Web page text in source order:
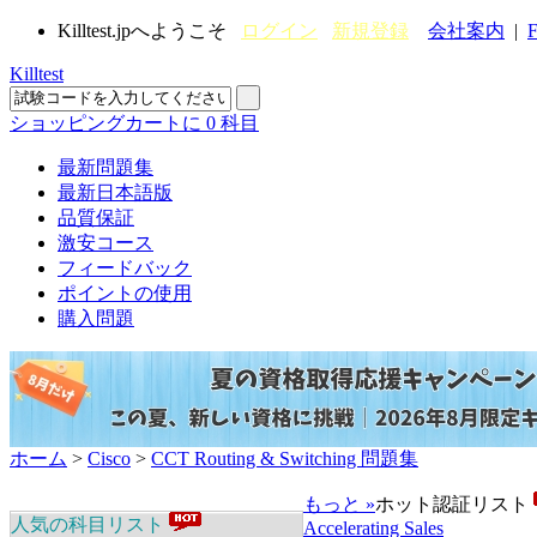
Killtest.jpへようこそ ログイン 新規登録 会社案内 |
Killtest
ショッピングカートに 0 科目
最新問題集
最新日本語版
品質保証
激安コース
フィードバック
ポイントの使用
購入問題
ホーム > Cisco > CCT Routing & Switching 問題集
人気の科目リスト
もっと »ホット認証リスト
Accelerating Sales